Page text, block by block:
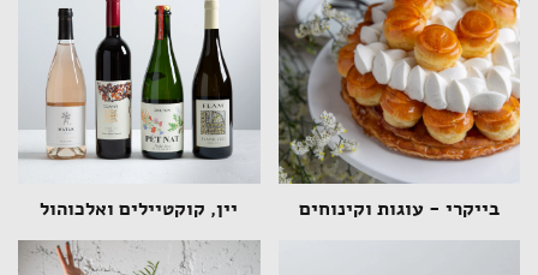
בייקרי - עוגות וקינוחים יין, קוקטיילים ואלכוהול